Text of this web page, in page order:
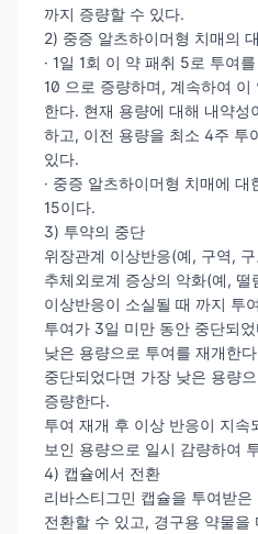
까지 증량할 수 있다.
2) 중증 알츠하이머형 치매의
· 1일 1회 이 약 패취 5로 투여
10 으로 증량하며, 계속하여
한다. 현재 용량에 대해 내약성
하고, 이전 용량을 최소 4주 투
있다.
· 중증 알츠하이머형 치매에
15이다.
3) 투약의 중단
위장관계 이상반응(예, 구역,
추체외로계 증상의 악화(예,
이상반응이 소실될 때 까지 투
투여가 3일 미만 동안 중단되
낮은 용량으로 투여를 재개한
중단되었다면 가장 낮은 용량
증량한다.
투여 재개 후 이상 반응이 지속
보인 용량으로 일시 감량하여
4) 캡슐에서 전환
리바스티그민 캡슐을 투여받
전환할 수 있고, 경구용 약물을